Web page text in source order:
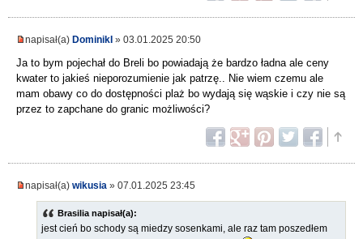
napisał(a) DominikI » 03.01.2025 20:50
Ja to bym pojechał do Breli bo powiadają że bardzo ładna ale ceny
kwater to jakieś nieporozumienie jak patrzę.. Nie wiem czemu ale
mam obawy co do dostępności plaż bo wydają się wąskie i czy nie są
przez to zapchane do granic możliwości?
napisał(a) wikusia » 07.01.2025 23:45
Brasilia napisał(a):
jest cień bo schody są miedzy sosenkami, ale raz tam poszedłem